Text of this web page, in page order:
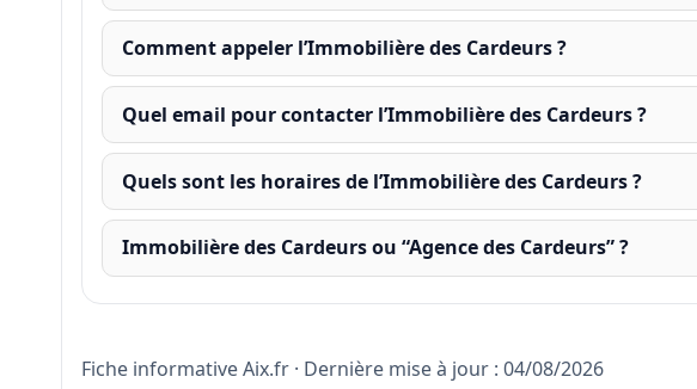
Comment appeler l’Immobilière des Cardeurs ?
Quel email pour contacter l’Immobilière des Cardeurs ?
Quels sont les horaires de l’Immobilière des Cardeurs ?
Immobilière des Cardeurs ou “Agence des Cardeurs” ?
Fiche informative Aix.fr · Dernière mise à jour : 04/08/2026